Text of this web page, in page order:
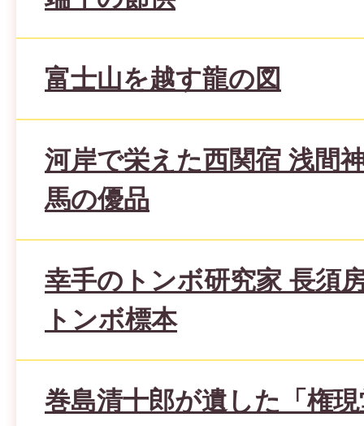
富士山を越す龍の図
河岸で栄えた西関宿 浅間
馬の優品
幸手のトンボ研究家 長須
トンボ標本
巻島清十郎が遺した「権